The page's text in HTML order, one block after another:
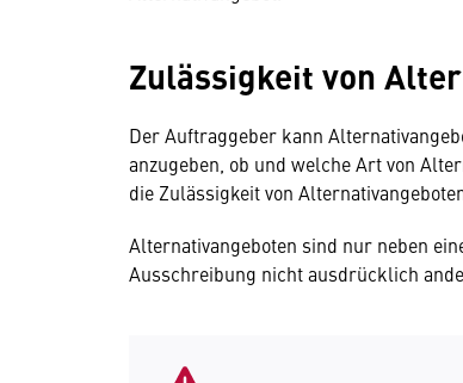
Zulässigkeit von
Der Auftraggeber kann
anzugeben, ob und welche Art von
die Zulässigkeit von
Alternativangeboten sind nur neben
Ausschreibung nicht ausdrücklich